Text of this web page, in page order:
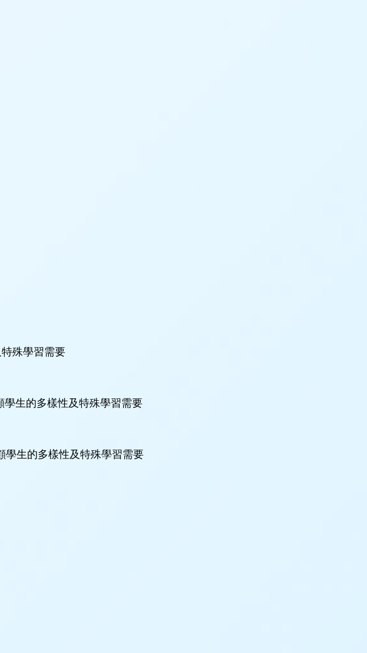
殊學習需要
生的多樣性及特殊學習需要
生的多樣性及特殊學習需要